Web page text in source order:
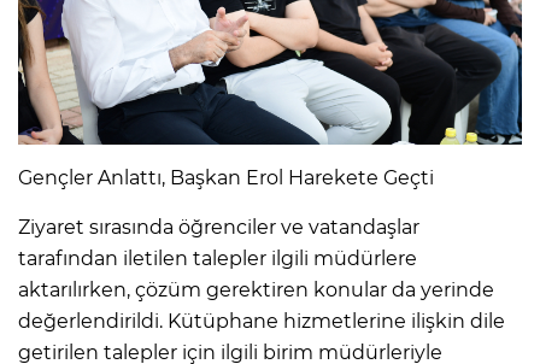
Gençler Anlattı, Başkan Erol Harekete Geçti
Ziyaret sırasında öğrenciler ve vatandaşlar
tarafından iletilen talepler ilgili müdürlere
aktarılırken, çözüm gerektiren konular da yerinde
değerlendirildi. Kütüphane hizmetlerine ilişkin dile
getirilen talepler için ilgili birim müdürleriyle